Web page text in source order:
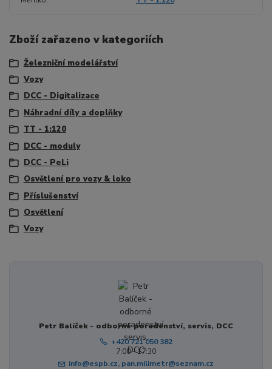
Zboží zařazeno v kategoriích
Železniční modelářství
Vozy
DCC - Digitalizace
Náhradní díly a doplňky
TT - 1:120
DCC - moduly
DCC - PeLi
Osvětlení pro vozy & loko
Příslušenství
Osvětlení
Vozy
Petr Balíček - odborné poradenství, servis, DCC
+420 721 050 382
7:00 - 17:30
info@espb.cz, pan.milimetr@seznam.cz